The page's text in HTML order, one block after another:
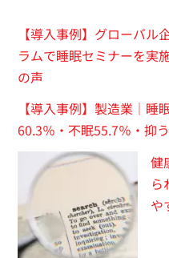
【導入事例】グローバ
ラムで睡眠セミナーを実
の声
【導入事例】製造業｜睡
60.3％・不眠55.7％・抑
健
ら
や